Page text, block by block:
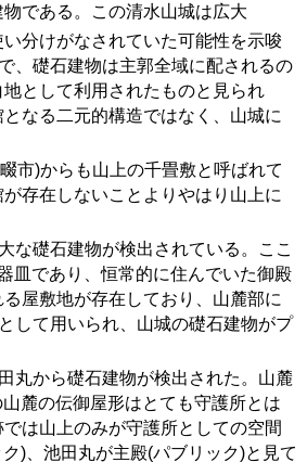
である。この清水山城は広大
分けがなされていた可能性を示唆
、礎石建物は主郭全域に配されるの
として利用されたものと見られ
なる二元的構造ではなく、山城に
市)からも山上の千畳敷と呼ばれて
存在しないことよりやはり山上に
な礎石建物が検出されている。ここ
皿であり、恒常的に住んでいた御殿
屋敷地が存在しており、山麓部に
して用いられ、山城の礎石建物がプ
丸から礎石建物が検出された。山麓
麓の伝御屋形はとても守護所とは
は山上のみが守護所としての空間
)、池田丸が主殿(パブリック)と見て